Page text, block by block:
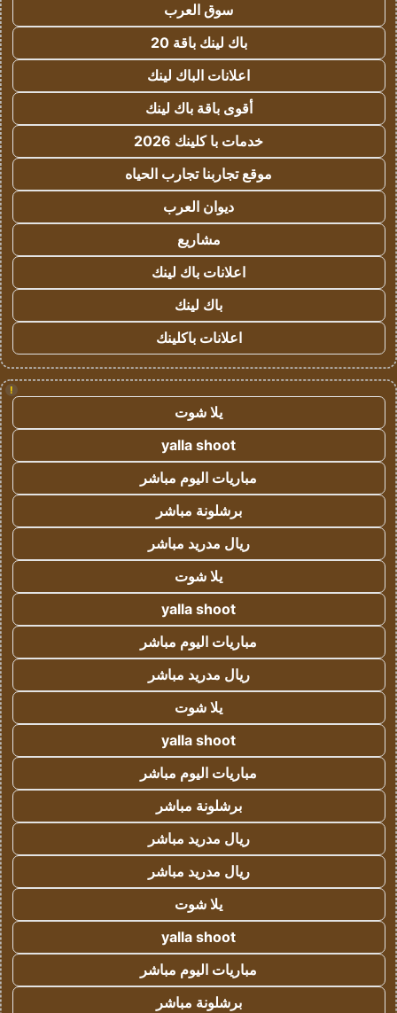
سوق العرب
باك لينك باقة 20
اعلانات الباك لينك
أقوى باقة باك لينك
خدمات با كلينك 2026
موقع تجاربنا تجارب الحياه
ديوان العرب
مشاريع
اعلانات باك لينك
باك لينك
اعلانات باكلينك
!
يلا شوت
yalla shoot
مباريات اليوم مباشر
برشلونة مباشر
ريال مدريد مباشر
يلا شوت
yalla shoot
مباريات اليوم مباشر
ريال مدريد مباشر
يلا شوت
yalla shoot
مباريات اليوم مباشر
برشلونة مباشر
ريال مدريد مباشر
ريال مدريد مباشر
يلا شوت
yalla shoot
مباريات اليوم مباشر
برشلونة مباشر